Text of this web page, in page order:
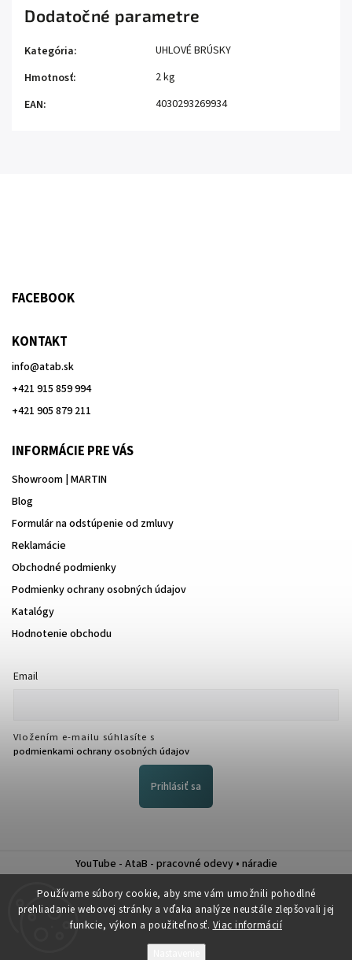
Používame súbory cookie, aby sme vám umožnili pohodlné
prehliadanie webovej stránky a vďaka analýze neustále zlepšovali jej
funkcie, výkon a použiteľnosť. Viac informácií
Dodatočné parametre
Kategória:
UHLOVÉ BRÚSKY
Hmotnosť:
2 kg
EAN: 4030293269934
FACEBOOK
KONTAKT
info@atab.sk
+421 915 859 994
+421 905 879 211
INFORMÁCIE PRE VÁS
Showroom | MARTIN
Blog
Formulár na odstúpenie od zmluvy
Reklamácie
Obchodné podmienky
Podmienky ochrany osobných údajov
Katalógy
Hodnotenie obchodu
Email
Vložením e-mailu súhlasíte s
podmienkami ochrany osobných údajov
Prihlásiť sa
YouTube - AtaB - pracovné odevy • náradie
Nákup na splátky QUATRO